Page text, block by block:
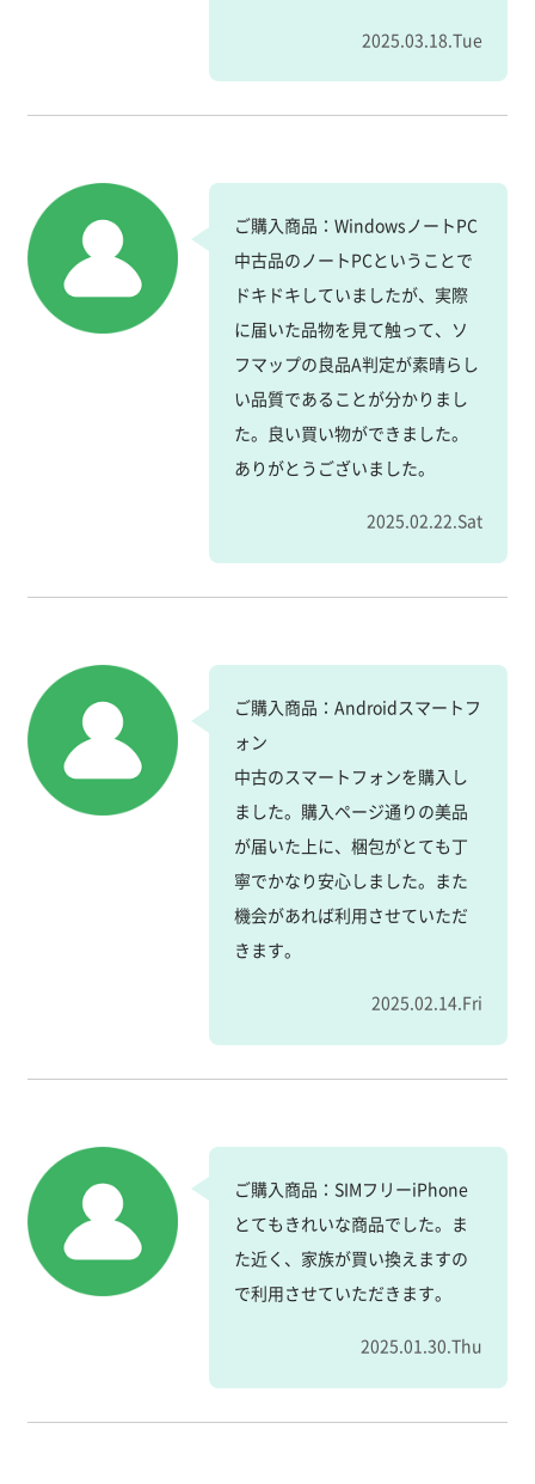
2025.03.18.Tue
ご購入商品：WindowsノートPC
中古品のノートPCということで
ドキドキしていましたが、実際
に届いた品物を見て触って、ソ
フマップの良品A判定が素晴らし
い品質であることが分かりまし
た。良い買い物ができました。
ありがとうございました。
2025.02.22.Sat
ご購入商品：Androidスマートフ
ォン
中古のスマートフォンを購入し
ました。購入ページ通りの美品
が届いた上に、梱包がとても丁
寧でかなり安心しました。また
機会があれば利用させていただ
きます。
2025.02.14.Fri
ご購入商品：SIMフリーiPhone
とてもきれいな商品でした。ま
た近く、家族が買い換えますの
で利用させていただきます。
2025.01.30.Thu